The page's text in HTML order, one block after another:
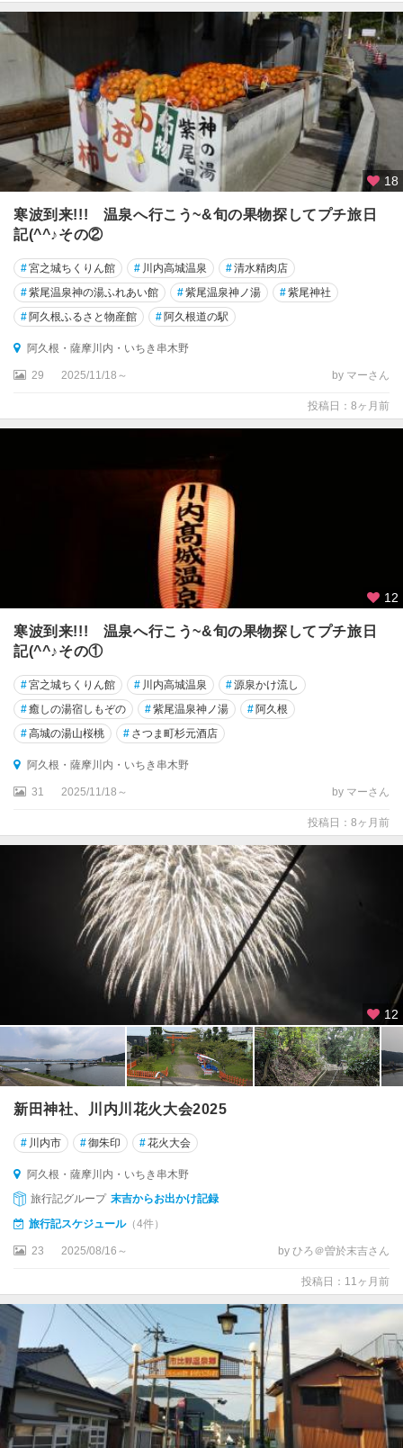
18
寒波到来!!! 温泉へ行こう~&旬の果物探してプチ旅日
記(^^♪その②
#宮之城ちくりん館 # 川内高城温泉 #清水精肉店
#紫尾温泉神の湯ふれあい館 #紫尾温泉神ノ湯 #紫尾神社
#阿久根ふるさと物産館 #阿久根道の駅
阿久根・薩摩川内・いちき串木野
29 2025/11/18～ by マーさん
投稿日：8ヶ月前
12
寒波到来!!! 温泉へ行こう~&旬の果物探してプチ旅日
記(^^♪その①
#宮之城ちくりん館 # 川内高城温泉 #源泉かけ流し
#癒しの湯宿しもぞの #紫尾温泉神ノ湯 #阿久根
#高城の湯山桜桃 # さつま町杉元酒店
阿久根・薩摩川内・いちき串木野
31 2025/11/18～ by マーさん
投稿日：8ヶ月前
12
新田神社、川内川花火大会2025
# 川内市 #御朱印 #花火大会
阿久根・薩摩川内・いちき串木野
旅行記グループ 末吉からお出かけ記録
旅行記スケジュール（4件）
23 2025/08/16～ by ひろ＠曽於末吉さん
投稿日：11ヶ月前